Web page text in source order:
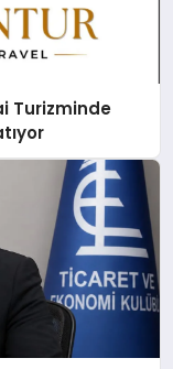
Turizminde